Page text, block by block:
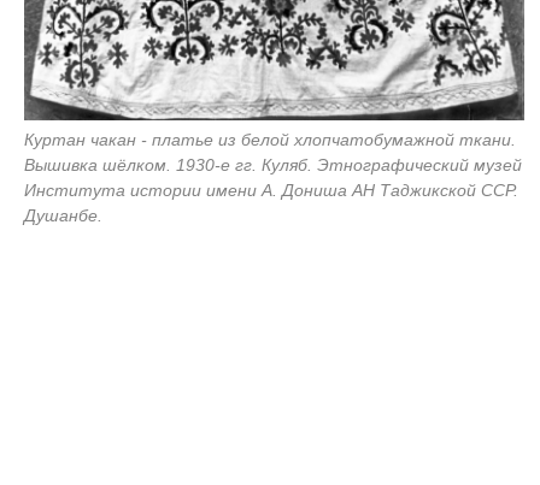
Куртан чакан - платье из белой хлопчатобумажной ткани.
Вышивка шёлком. 1930-е гг. Куляб. Этнографический музей
Института истории имени А. Дониша АН Таджикской ССР.
Душанбе.